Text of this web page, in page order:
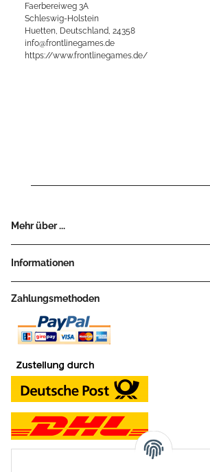
Faerbereiweg 3A
Schleswig-Holstein
Huetten, Deutschland, 24358
info@frontlinegames.de
https://www.frontlinegames.de/
Mehr über ...
Informationen
Zahlungsmethoden